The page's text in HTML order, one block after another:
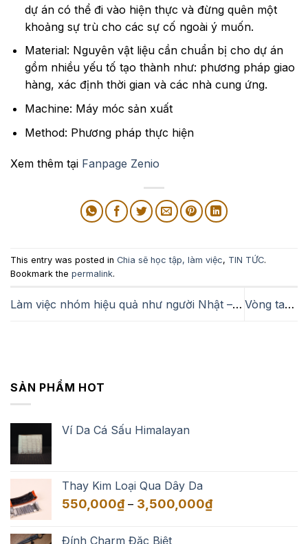
dự án có thể đi vào hiện thực và đừng quên một
khoảng sự trù cho các sự cố ngoài ý muốn.
Material: Nguyên vật liệu cần chuẩn bị cho dự án
gồm nhiều yếu tố tạo thành như: phương pháp giao
hàng, xác định thời gian và các nhà cung ứng.
Machine: Máy móc sản xuất
Method: Phương pháp thực hiện
Xem thêm tại Fanpage Zenio
This entry was posted in Chia sẽ học tập, làm việc, TIN TỨC.
Bookmark the permalink.
Làm việc nhóm hiệu quả như người Nhật – HORENSO Vòng tay đá mắt hổ vàng tâm Charm Power Ball và Charm Viking
SẢN PHẨM HOT
Ví Da Cá Sấu Himalayan
Thay Kim Loại Qua Dây Da
550,000₫ – 3,500,000₫Khoảng
Đính Charm Đặc Biệt